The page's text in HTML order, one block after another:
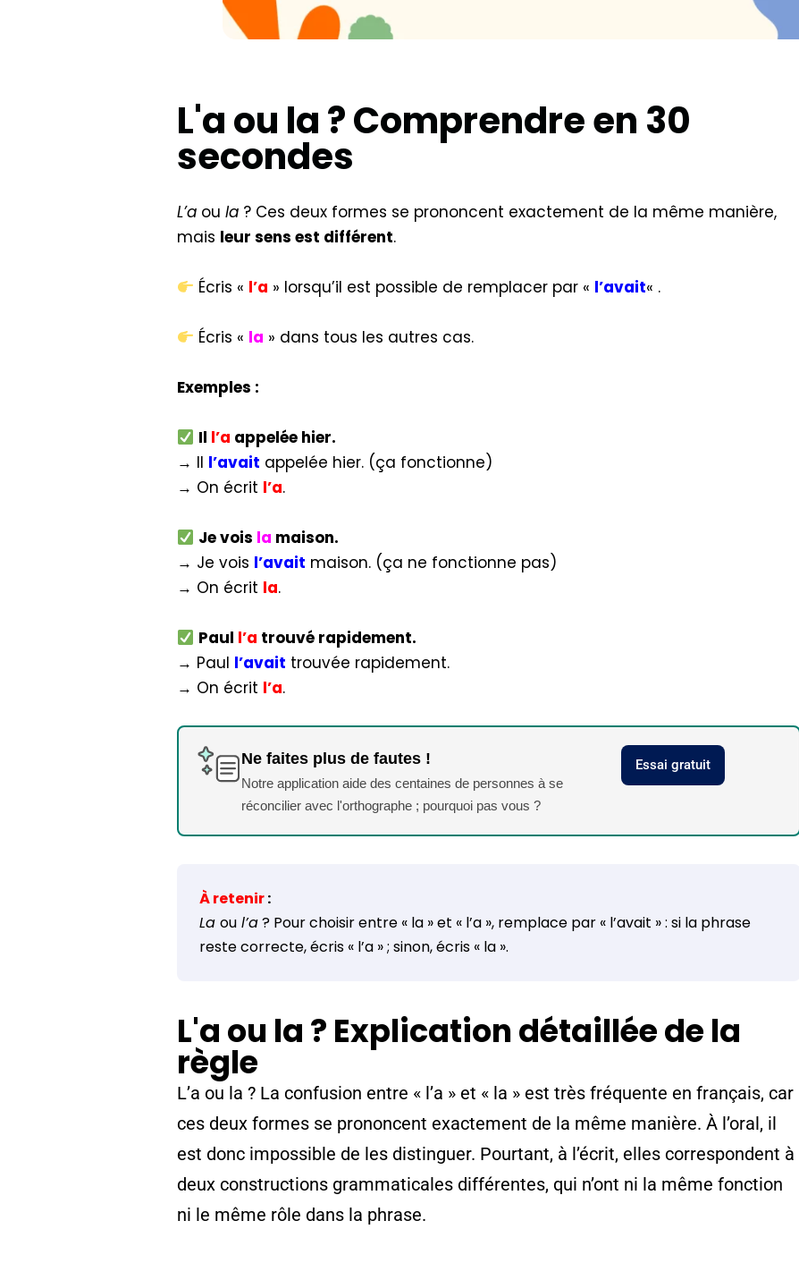
L'a ou la ? Comprendre en 30
secondes
L’a ou la ? Ces deux formes se prononcent exactement de la même manière,
mais leur sens est différent.
Écris « l’a » lorsqu’il est possible de remplacer par « l’avait« .
Écris « la » dans tous les autres cas.
Exemples :
Il l’a appelée hier.
→ Il l’avait appelée hier. (ça fonctionne)
→ On écrit l’a.
Je vois la maison.
→ Je vois l’avait maison. (ça ne fonctionne pas)
→ On écrit la.
Paul l’a trouvé rapidement.
→ Paul l’avait trouvée rapidement.
→ On écrit l’a.
Ne faites plus de fautes !
Notre application aide des centaines de personnes à se
réconcilier avec l'orthographe ; pourquoi pas vous ?
Essai gratuit
À retenir:
Laou l’a? Pour choisir entre « la » et « l’a », remplace par « l’avait » : si la phrase
reste correcte, écris « l’a » ; sinon, écris « la ».
L'a ou la ? Explication détaillée de la
règle
L’a ou la ? La confusion entre « l’a » et « la » est très fréquente en français, car
ces deux formes se prononcent exactement de la même manière. À l’oral, il
est donc impossible de les distinguer. Pourtant, à l’écrit, elles correspondent à
deux constructions grammaticales différentes, qui n’ont ni la même fonction
ni le même rôle dans la phrase.